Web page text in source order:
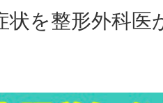
を整形外科